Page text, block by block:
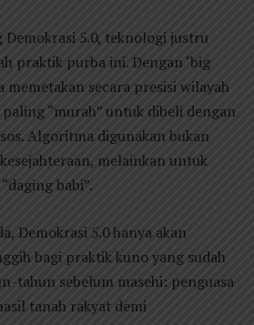
5.0, teknologi justru
praktik purba ini. Dengan ‘big
memetakan secara presisi wilayah
“murah” untuk dibeli dengan
Algoritma digunakan bukan
melainkan untuk
babi”.
Demokrasi 5.0 hanya akan
bagi praktik kuno yang sudah
tahun sebelum masehi: penguasa
tanah rakyat demi